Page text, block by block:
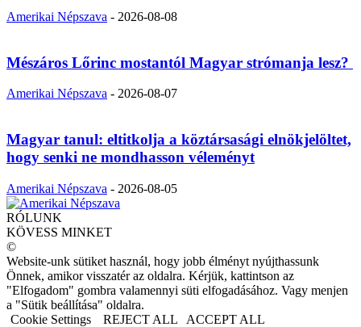
Amerikai Népszava - 2026-08-08
Mészáros Lőrinc mostantól Magyar strómanja lesz?
Amerikai Népszava - 2026-08-07
Magyar tanul: eltitkolja a köztársasági elnökjelöltet,
hogy senki ne mondhasson véleményt
Amerikai Népszava - 2026-08-05
RÓLUNK
KÖVESS MINKET
©
Website-unk sütiket használ, hogy jobb élményt nyújthassunk
Önnek, amikor visszatér az oldalra. Kérjük, kattintson az
"Elfogadom" gombra valamennyi süti elfogadásához. Vagy menjen
a "Sütik beállítása" oldalra.
Cookie Settings
REJECT ALL ACCEPT ALL